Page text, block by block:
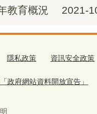
教育概況 2021-
隱私政策 資訊安全政策
政府網站資料開放宣告」